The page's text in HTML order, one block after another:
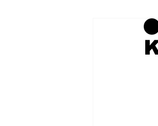
한국연구원